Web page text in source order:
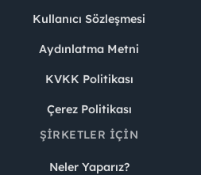
Kullanıcı Sözleşmesi
Aydınlatma Metni
KVKK Politikası
Çerez Politikası
ŞIRKETLER İÇIN
Neler Yaparız?